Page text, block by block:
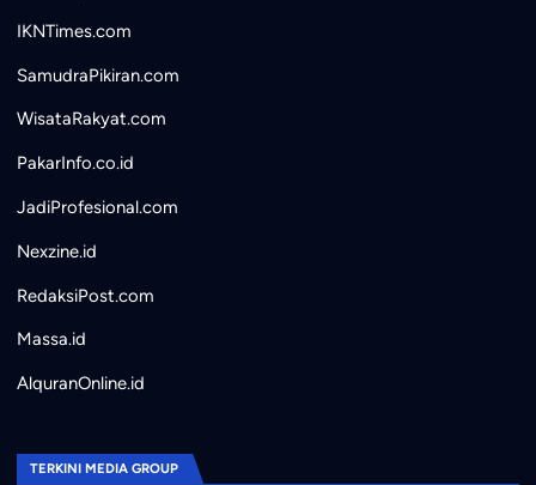
IKNTimes.com
SamudraPikiran.com
WisataRakyat.com
PakarInfo.co.id
JadiProfesional.com
Nexzine.id
RedaksiPost.com
Massa.id
AlquranOnline.id
TERKINI MEDIA GROUP